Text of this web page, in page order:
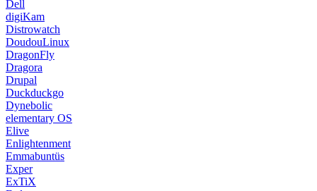
Dell
digiKam
Distrowatch
DoudouLinux
DragonFly
Dragora
Drupal
Duckduckgo
Dynebolic
elementary OS
Elive
Enlightenment
Emmabuntüs
Exper
ExTiX